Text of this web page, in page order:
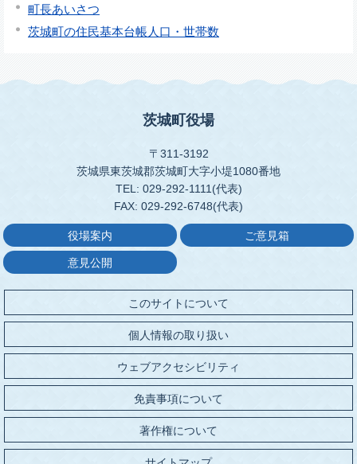
町長あいさつ
茨城町の住民基本台帳人口・世帯数
茨城町役場
〒311-3192
茨城県東茨城郡茨城町大字小堤1080番地
TEL: 029-292-1111(代表)
FAX: 029-292-6748(代表)
役場案内 ご意見箱
意見公開
このサイトについて
個人情報の取り扱い
ウェブアクセシビリティ
免責事項について
著作権について